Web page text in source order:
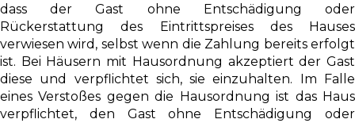
dass der Gast ohne Entschädigung oder
Rückerstattung des Eintrittspreises des Hauses
verwiesen wird, selbst wenn die Zahlung bereits erfolgt
ist. Bei Häusern mit Hausordnung akzeptiert der Gast
diese und verpflichtet sich, sie einzuhalten. Im Falle
eines Verstoßes gegen die Hausordnung ist das Haus
verpflichtet, den Gast ohne Entschädigung oder